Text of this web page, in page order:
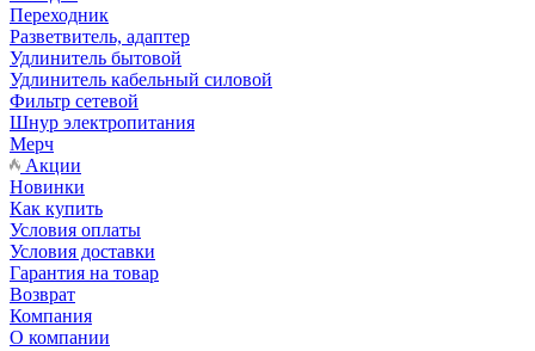
Переходник
Разветвитель, адаптер
Удлинитель бытовой
Удлинитель кабельный силовой
Фильтр сетевой
Шнур электропитания
Мерч
Акции
Новинки
Как купить
Условия оплаты
Условия доставки
Гарантия на товар
Возврат
Компания
О компании